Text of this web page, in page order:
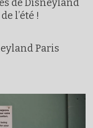
de Disneyland
l’été !
Paris